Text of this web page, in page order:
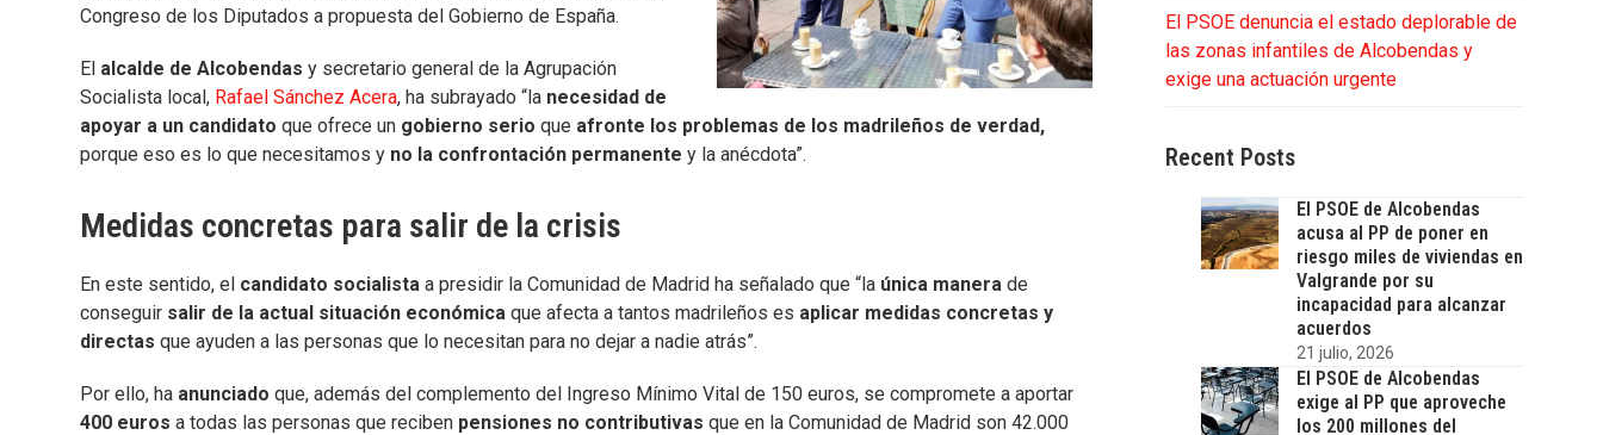
Congreso de los Diputados a propuesta del Gobierno de España.
El alcalde de Alcobendas y secretario general de la Agrupación
Socialista local, Rafael Sánchez Acera, ha subrayado “la necesidad de
apoyar a un candidato que ofrece un gobierno serio que afronte los problemas de los madrileños de verdad,
porque eso es lo que necesitamos y no la confrontación permanente y la anécdota”.
Medidas concretas para salir de la crisis
En este sentido, el candidato socialista a presidir la Comunidad de Madrid ha señalado que “la única manera de
conseguir salir de la actual situación económica que afecta a tantos madrileños es aplicar medidas concretas y
directas que ayuden a las personas que lo necesitan para no dejar a nadie atrás”.
Por ello, ha anunciado que, además del complemento del Ingreso Mínimo Vital de 150 euros, se compromete a aportar
400 euros a todas las personas que reciben pensiones no contributivas que en la Comunidad de Madrid son 42.000
El PSOE denuncia el estado deplorable de
las zonas infantiles de Alcobendas y
exige una actuación urgente
Recent Posts
El PSOE de Alcobendas
acusa al PP de poner en
riesgo miles de viviendas en
Valgrande por su
incapacidad para alcanzar
acuerdos
21 julio, 2026
El PSOE de Alcobendas
exige al PP que aproveche
los 200 millones del